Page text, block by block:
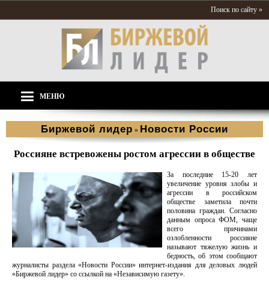
Поиск по сайту »
МЕНЮ
Биржевой лидер » Новости России
Россияне встревожены ростом агрессии в обществе
За последние 15-20 лет
увеличение уровня злобы и
агрессии в российском
обществе заметила почти
половина граждан. Согласно
данным опроса ФОМ, чаще
всего причинами
озлобленности россияне
называют тяжелую жизнь и
бедность, об этом сообщают
журналисты раздела «Новости России» интернет-издания для деловых людей
«Биржевой лидер» со ссылкой на «Независимую газету».